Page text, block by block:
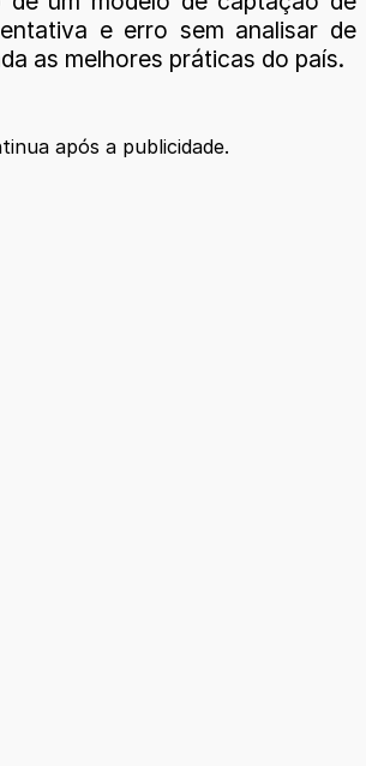
e erro sem analisar de
as melhores práticas do país.
após a publicidade.